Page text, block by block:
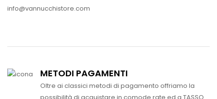
info@vannucchistore.com
METODI PAGAMENTI
Oltre ai classici metodi di pagamento offriamo la
possibilità di acquistare in comode rate ed a TASSO